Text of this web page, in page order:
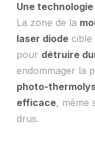
Une
La zone de la
laser diode cible
pour détruire
endommager la
photo-
efficace, même
drus.